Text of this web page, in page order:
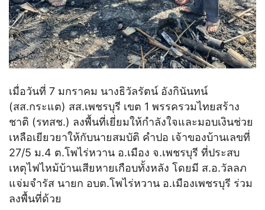
เมื่อวันที่ 7 มกราคม นางธิวัลรัตน์ อังกินันทน์
(สส.กระแต) สส.เพชรบุรี เขต 1 พรรครวมไทยสร้าง
ชาติ (รทสช.) ลงพื้นที่เยี่ยมให้กำลังใจและมอบเงินช่วย
เหลือเยียวยาให้กับนายสมบัติ คำปอ เจ้าของบ้านเลขที่
27/5 ม.4 ต.โพไร่หวาน อ.เมือง จ.เพชรบุรี ที่ประสบ
เหตุไฟไหม้บ้านเสียหายเกือบทั้งหลัง โดยมี ส.อ.วัลลภ
แจ่มจำรัส นายก อบต.โพไร่หวาน อ.เมืองเพชรบุรี ร่วม
ลงพื้นที่ด้วย